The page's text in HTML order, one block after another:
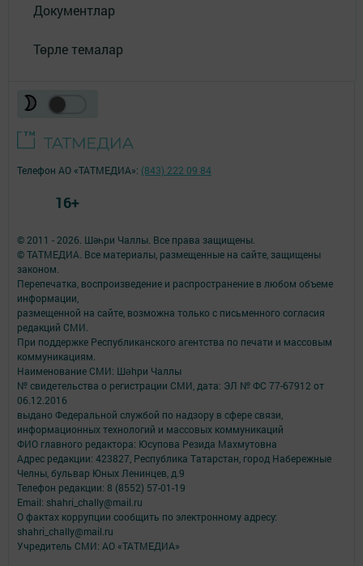
Документлар
Төрле темалар
© 2011 - 2026. Шәһри Чаллы. Все права защищены.
© ТАТМЕДИА. Все материалы, размещенные на сайте, защищены
законом.
Перепечатка, воспроизведение и распространение в любом объеме
информации,
размещенной на сайте, возможна только с письменного согласия
редакций СМИ.
При поддержке Республиканского агентства по печати и массовым
коммуникациям.
Наименование СМИ: Шəhри Чаллы
№ свидетельства о регистрации СМИ, дата: ЭЛ № ФС 77-67912 от
06.12.2016
выдано Федеральной службой по надзору в сфере связи,
информационных технологий и массовых коммуникаций
ФИО главного редактора: Юсупова Резида Махмутовна
Адрес редакции: 423827, Республика Татарстан, город Набережные
Челны, бульвар Юных Ленинцев, д.9
Телефон редакции: 8 (8552) 57-01-19
Email: shahri_chally@mail.ru
О фактах коррупции сообщить по электронному адресу:
shahri_chally@mail.ru
Учредитель СМИ: АО «ТАТМЕДИА»
Телефон АО «ТАТМЕДИА»: (843) 222 09 84
16+